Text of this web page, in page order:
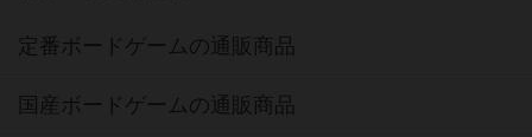
定番ボードゲームの通販商品
国産ボードゲームの通販商品